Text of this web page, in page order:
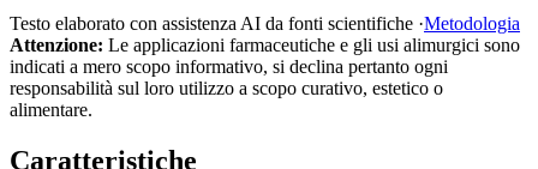
Testo elaborato con assistenza AI da fonti scientifiche ·Metodologia
Attenzione: Le applicazioni farmaceutiche e gli usi alimurgici sono
indicati a mero scopo informativo, si declina pertanto ogni
responsabilità sul loro utilizzo a scopo curativo, estetico o
alimentare.
Caratteristiche